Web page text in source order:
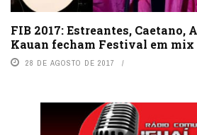
FIB 2017: Estreantes, Caetano,
Kauan fecham Festival em mix
28 DE AGOSTO DE 2017